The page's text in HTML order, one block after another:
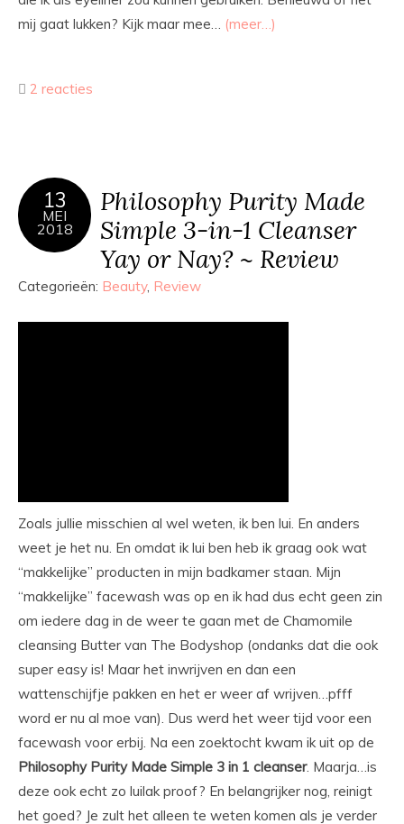
mij gaat lukken? Kijk maar mee… (meer…)
2 reacties
13
MEI
2018
Philosophy Purity Made
Simple 3-in-1 Cleanser
Yay or Nay? ~ Review
Categorieën: Beauty, Review
Zoals jullie misschien al wel weten, ik ben lui. En anders
weet je het nu. En omdat ik lui ben heb ik graag ook wat
“makkelijke” producten in mijn badkamer staan. Mijn
“makkelijke” facewash was op en ik had dus echt geen zin
om iedere dag in de weer te gaan met de Chamomile
cleansing Butter van The Bodyshop (ondanks dat die ook
super easy is! Maar het inwrijven en dan een
wattenschijfje pakken en het er weer af wrijven…pfff
word er nu al moe van). Dus werd het weer tijd voor een
facewash voor erbij. Na een zoektocht kwam ik uit op de
Philosophy Purity Made Simple 3 in 1 cleanser. Maarja…is
deze ook echt zo luilak proof? En belangrijker nog, reinigt
het goed? Je zult het alleen te weten komen als je verder